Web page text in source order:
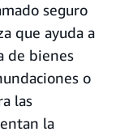
seguro
que ayuda a
de bienes
o
las
la